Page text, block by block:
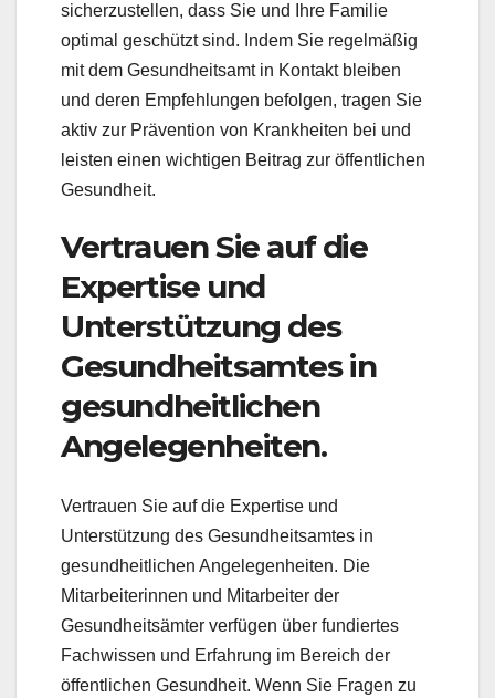
sicherzustellen, dass Sie und Ihre Familie
optimal geschützt sind. Indem Sie regelmäßig
mit dem Gesundheitsamt in Kontakt bleiben
und deren Empfehlungen befolgen, tragen Sie
aktiv zur Prävention von Krankheiten bei und
leisten einen wichtigen Beitrag zur öffentlichen
Gesundheit.
Vertrauen Sie auf die
Expertise und
Unterstützung des
Gesundheitsamtes in
gesundheitlichen
Angelegenheiten.
Vertrauen Sie auf die Expertise und
Unterstützung des Gesundheitsamtes in
gesundheitlichen Angelegenheiten. Die
Mitarbeiterinnen und Mitarbeiter der
Gesundheitsämter verfügen über fundiertes
Fachwissen und Erfahrung im Bereich der
öffentlichen Gesundheit. Wenn Sie Fragen zu